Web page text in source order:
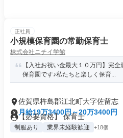
正社員
小規模保育園の常勤保育士
株式会社ニチイ学館
【入社お祝い金最大１０万円】完
保育園です♪私たちと楽しく保育...
佐賀県杵島郡江北町大字佐留志
月給19万3400円～20万3400円
【必要資格】 保育士
制服あり 業界未経験歓迎 +18個